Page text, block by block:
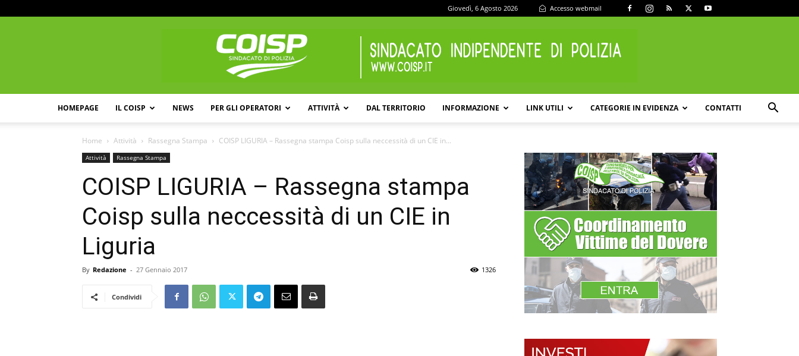
Giovedì, 6 Agosto 2026 Accesso webmail
HOMEPAGE IL COISP NEWS PER GLI OPERATORI ATTIVITÀ DAL TERRITORIO INFORMAZIONE LINK UTILI CATEGORIE IN EVIDENZA CONTATTI
Home Attività Rassegna Stampa COISP LIGURIA – Rassegna stampa Coisp sulla neccessità di un CIE in...
Attività Rassegna Stampa
COISP LIGURIA – Rassegna stampa
Coisp sulla neccessità di un CIE in
Liguria
By Redazione - 27 Gennaio 2017 1326
Condividi